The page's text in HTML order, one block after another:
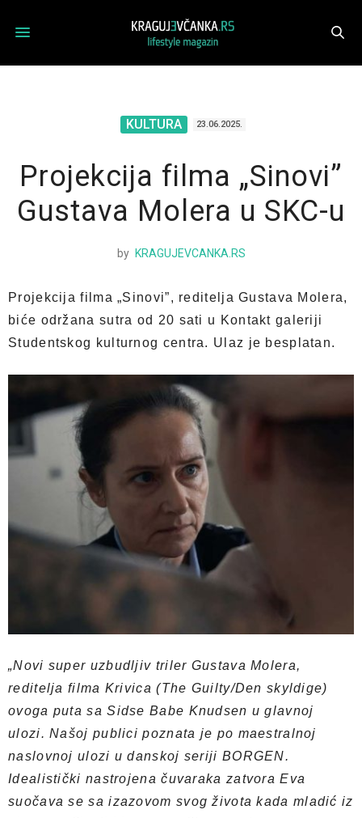
KULTURA 23.06.2025.
Projekcija filma „Sinovi”
Gustava Molera u SKC-u
by KRAGUJEVCANKA.RS
Projekcija filma „Sinovi”, reditelja Gustava Molera,
biće održana sutra od 20 sati u Kontakt galeriji
Studentskog kulturnog centra. Ulaz je besplatan.
„Novi super uzbudljiv triler Gustava Molera,
reditelja filma Krivica (The Guilty/Den skyldige)
ovoga puta sa Sidse Babe Knudsen u glavnoj
ulozi. Našoj publici poznata je po maestralnoj
naslovnoj ulozi u danskoj seriji BORGEN.
Idealistički nastrojena čuvaraka zatvora Eva
suočava se sa izazovom svog života kada mladić iz